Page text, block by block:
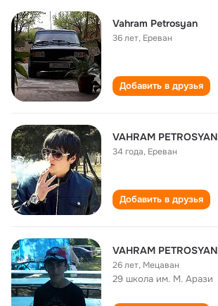
Vahram Petrosyan
36 лет, Ереван
Добавить в друзья
VAHRAM PETROSYAN
34 года, Ереван
Добавить в друзья
VAHRAM PETROSYAN
26 лет, Мецаван
29 школа им. М. Арази